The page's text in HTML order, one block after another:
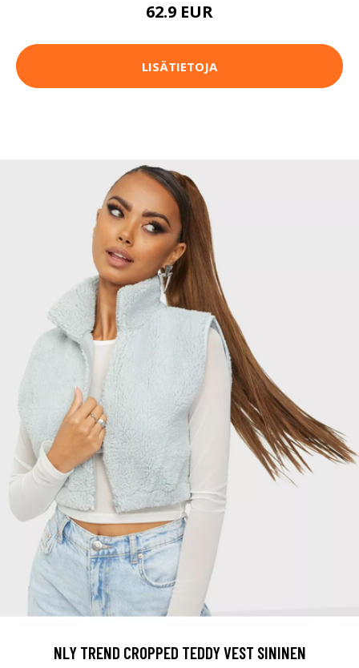
62.9 EUR
LISÄTIETOJA
NLY TREND CROPPED TEDDY VEST SININEN